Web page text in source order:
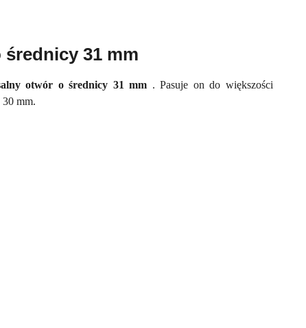
31 mm
otwór o średnicy 31 mm . Pasuje on do większości
mm.